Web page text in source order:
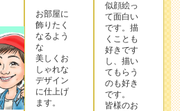
お部屋に
飾りたく
なるよう
な
美しくお
しゃれな
デザイン
に仕上げ
ます。
似顔絵っ
て面白い
です。描
くことも
好きです
し、描い
てもらう
のも好き
です。
皆様のお